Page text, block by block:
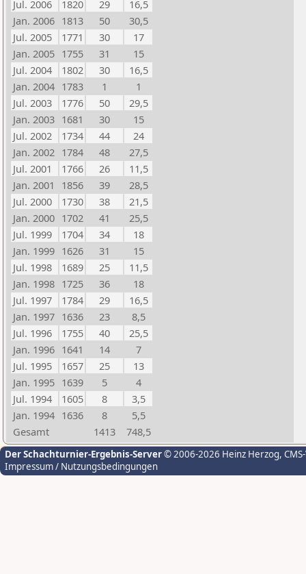
Jul. 2006
1820 29
16,5
Jan. 2006 1813 50
30,5
Jul. 2005
1771 30
17
Jan. 2005 1755 31
15
Jul. 2004
1802 30
16,5
Jan. 2004 1783 1
1
Jul. 2003
1776 50
29,5
Jan. 2003 1681 30
15
Jul. 2002
1734 44
24
Jan. 2002 1784 48
27,5
Jul. 2001
1766 26
11,5
Jan. 2001
1856 39
28,5
Jul. 2000
1730 38
21,5
Jan. 2000 1702 41
25,5
Jul. 1999
1704 34
18
Jan. 1999 1626 31
15
Jul. 1998
1689 25
11,5
Jan. 1998 1725 36
18
Jul. 1997
1784 29
16,5
Jan. 1997 1636 23
8,5
Jul. 1996
1755 40
25,5
Jan. 1996 1641 14
7
Jul. 1995
1657 25
13
Jan. 1995 1639 5
4
Jul. 1994
1605 8
3,5
Jan. 1994 1636 8
5,5
Gesamt
1413 748,5
Der Schachturnier-Ergebnis-Server© 2006-2026 Heinz Herzog,
Impressum / Nutzungsbedingungen